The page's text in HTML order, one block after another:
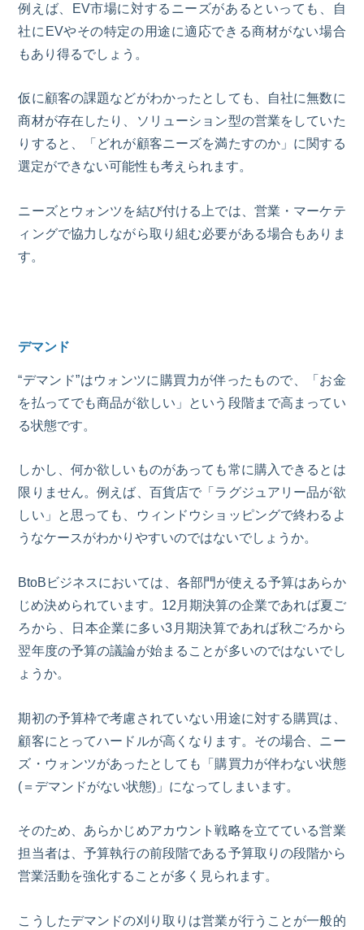
例えば、EV市場に対するニーズがあるといっても、自
社にEVやその特定の用途に適応できる商材がない場合
もあり得るでしょう。
仮に顧客の課題などがわかったとしても、自社に無数に
商材が存在したり、ソリューション型の営業をしていた
りすると、「どれが顧客ニーズを満たすのか」に関する
選定ができない可能性も考えられます。
ニーズとウォンツを結び付ける上では、営業・マーケテ
ィングで協力しながら取り組む必要がある場合もありま
す。
デマンド
“デマンド”はウォンツに購買力が伴ったもので、「お金
を払ってでも商品が欲しい」という段階まで高まってい
る状態です。
しかし、何か欲しいものがあっても常に購入できるとは
限りません。例えば、百貨店で「ラグジュアリー品が欲
しい」と思っても、ウィンドウショッピングで終わるよ
うなケースがわかりやすいのではないでしょうか。
BtoBビジネスにおいては、各部門が使える予算はあらか
じめ決められています。12月期決算の企業であれば夏ご
ろから、日本企業に多い3月期決算であれば秋ごろから
翌年度の予算の議論が始まることが多いのではないでし
ょうか。
期初の予算枠で考慮されていない用途に対する購買は、
顧客にとってハードルが高くなります。その場合、ニー
ズ・ウォンツがあったとしても「購買力が伴わない状態
(＝デマンドがない状態)」になってしまいます。
そのため、あらかじめアカウント戦略を立てている営業
担当者は、予算執行の前段階である予算取りの段階から
営業活動を強化することが多く見られます。
こうしたデマンドの刈り取りは営業が行うことが一般的